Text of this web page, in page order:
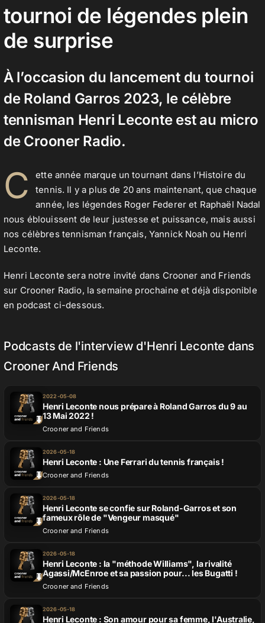
Contact
tournoi de légendes plein
de surprise
À l’occasion du lancement du tournoi
de Roland Garros 2023, le célèbre
tennisman Henri Leconte est au micro
de Crooner Radio.
C
ette année marque un tournant dans l’Histoire du
tennis. Il y a plus de 20 ans maintenant, que chaque
année, les légendes Roger Federer et Raphaël Nadal
nous éblouissent de leur justesse et puissance, mais aussi
nos célèbres tennisman français, Yannick Noah ou Henri
Leconte.
Henri Leconte sera notre invité dans Crooner and Friends
sur Crooner Radio, la semaine prochaine et déjà disponible
en podcast ci-dessous.
Podcasts de l'interview d'Henri Leconte dans
Crooner And Friends
2022-05-08
Henri Leconte nous prépare à Roland Garros du 9 au
13 Mai 2022 !
Crooner and Friends
2026-05-18
Henri Leconte : Une Ferrari du tennis français !
Crooner and Friends
2026-05-18
Henri Leconte se confie sur Roland-Garros et son
fameux rôle de "Vengeur masqué"
Crooner and Friends
2026-05-18
Henri Leconte : la "méthode Williams", la rivalité
Agassi/McEnroe et sa passion pour... les Bugatti !
Crooner and Friends
2026-05-18
Henri Leconte : Son amour pour sa femme, l'Australie,